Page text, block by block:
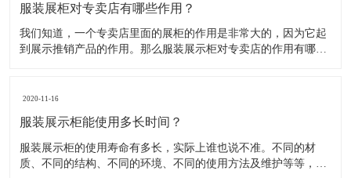
服装展柜对专卖店有哪些作用？
我们知道，一个专卖店里面的展柜的作用是非常大的，因为它起
到展示推销产品的作用。那么服装展示柜对专卖店的作用有哪些
陈列展示商品。把商品的风采展现在消费者面前，使消费者对商
2020-11-16
服装展示柜能使用多长时间？
服装展示柜的使用寿命有多长，实际上谁也说不准。不同的材
质、不同的结构、不同的环境、不同的使用方法及维护等等，都